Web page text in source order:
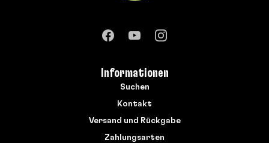
Informationen
Suchen
Kontakt
Versand und Rückgabe
Zahlungsarten